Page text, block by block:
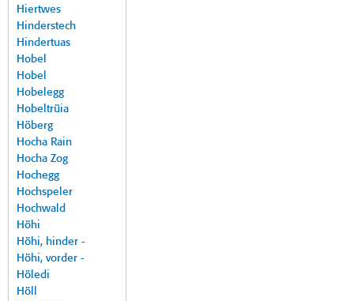
Hiertwes
Hinderstech
Hindertuas
Hobel
Hobel
Hobelegg
Hobeltrüia
Höberg
Hocha Rain
Hocha Zog
Hochegg
Hochspeler
Hochwald
Höhi
Höhi, hinder -
Höhi, vorder -
Höledi
Höll